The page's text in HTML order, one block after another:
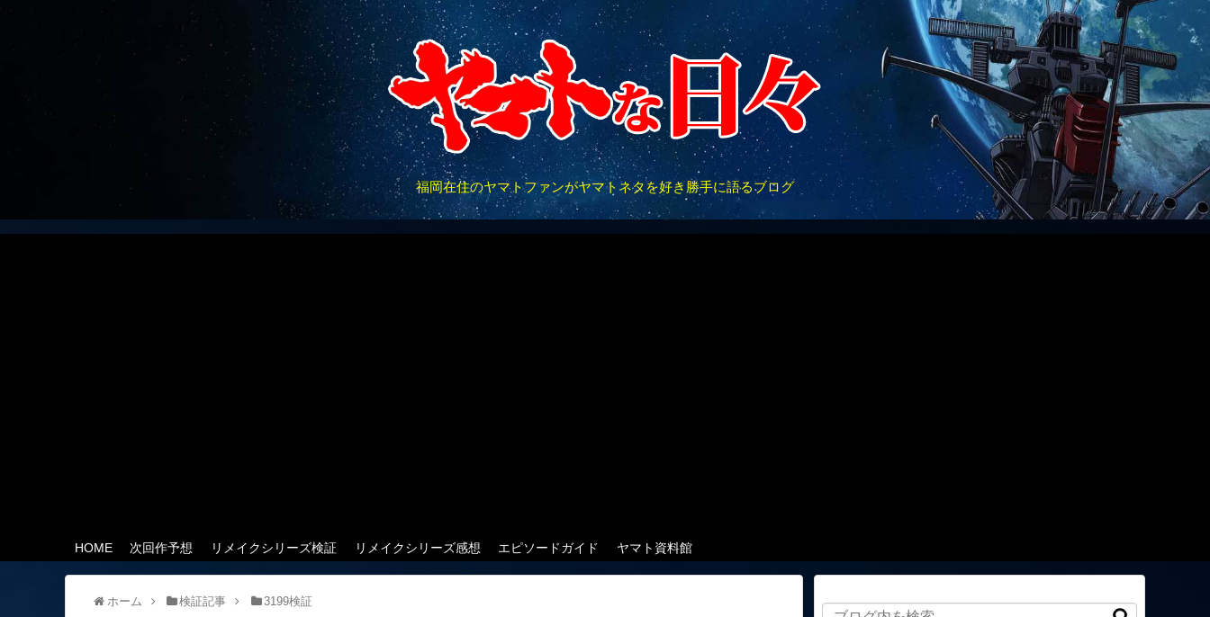
福岡在住のヤマトファンがヤマトネタを好き勝手に語るブログ
HOME 次回作予想 リメイクシリーズ検証 リメイクシリーズ感想 エピソードガイド ヤマト資料館
ホーム 検証記事 3199検証